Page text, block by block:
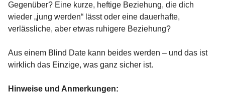
Gegenüber? Eine kurze, heftige Beziehung, die dich
wieder „jung werden“ lässt oder eine dauerhafte,
verlässliche, aber etwas ruhigere Beziehung?
Aus einem Blind Date kann beides werden – und das ist
wirklich das Einzige, was ganz sicher ist.
Hinweise und Anmerkungen: